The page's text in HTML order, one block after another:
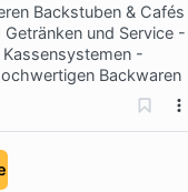
Backstuben & Cafés
und Service -
-
Backwaren